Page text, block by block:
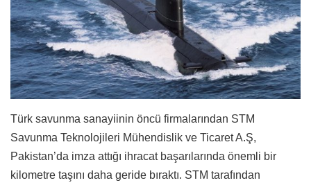
Türk savunma sanayiinin öncü firmalarından STM
Savunma Teknolojileri Mühendislik ve Ticaret A.Ş,
Pakistan’da imza attığı ihracat başarılarında önemli bir
kilometre taşını daha geride bıraktı. STM tarafından